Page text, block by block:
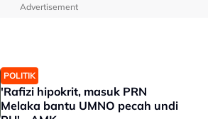
Advertisement
POLITIK
'Rafizi hipokrit, masuk PRN
Melaka bantu UMNO pecah undi